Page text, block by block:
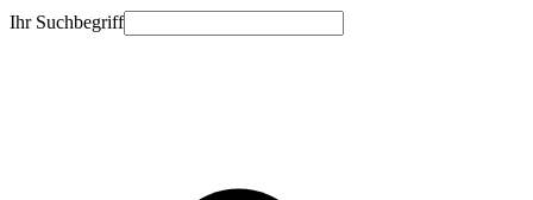
Ihr Suchbegriff